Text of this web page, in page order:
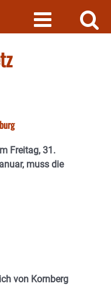
Freitag, 31.
muss die
von Kornberg